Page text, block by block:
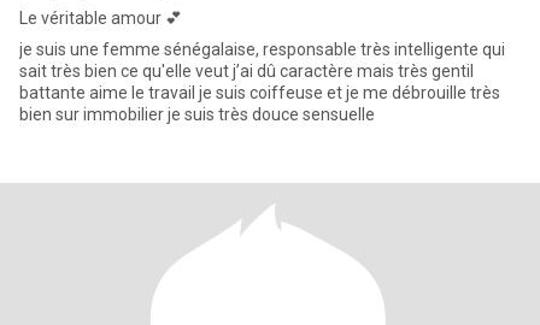
Le véritable amour 💕
je suis une femme sénégalaise, responsable très intelligente qui
sait très bien ce qu'elle veut j’ai dû caractère mais très gentil
battante aime le travail je suis coiffeuse et je me débrouille très
bien sur immobilier je suis très douce sensuelle